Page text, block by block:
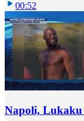
00:52
Napoli, Lukaku